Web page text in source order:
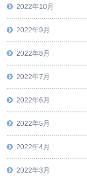
2022年10月
2022年9月
2022年8月
2022年7月
2022年6月
2022年5月
2022年4月
2022年3月